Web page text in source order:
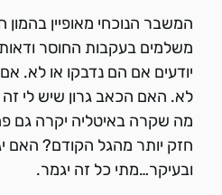
המשבר הנוכחי מאופיין בהמון
משלמים בעקבות החוסר
יודעים אם הם נדבקו או לא.
לא. האם הכאב גרון שיש לי
מה שקרה באיטליה יקרה גם
חזק יותר מהגל הקודם? האם
ובעיקר…מתי כל זה יגמר.